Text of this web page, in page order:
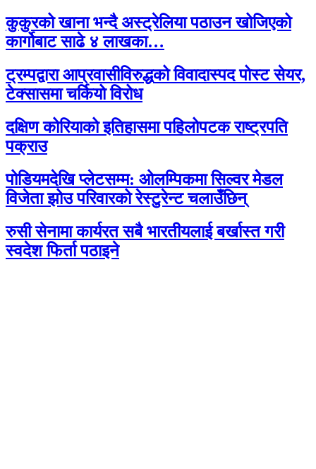
कुकुरको खाना भन्दै अस्ट्रेलिया पठाउन खोजिएको
कार्गोबाट साढे ४ लाखका…
ट्रम्पद्वारा आप्रवासीविरुद्धको विवादास्पद पोस्ट सेयर,
टेक्सासमा चर्कियो विरोध
दक्षिण कोरियाको इतिहासमा पहिलोपटक राष्ट्रपति
पक्राउ
पोडियमदेखि प्लेटसम्म: ओलम्पिकमा सिल्वर मेडल
विजेता झोउ परिवारको रेस्टुरेन्ट चलाउँछिन्
रुसी सेनामा कार्यरत सबै भारतीयलाई बर्खास्त गरी
स्वदेश फिर्ता पठाइने